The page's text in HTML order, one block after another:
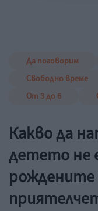
Да поговорим
Свободно време
От 3 до 6
Какво да
детето не
рождените